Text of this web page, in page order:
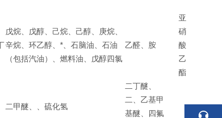
戊烷、戊醇、己烷、己醇、庚烷、
辛烷、环乙醇、*、石脑油、石油
（包括汽油）、燃料油、戊醇四氯
乙醛、胺
亚
硝
酸
乙
酯
二甲醚、、硫化氢
二丁醚、
二、乙基甲
基醚、四氟